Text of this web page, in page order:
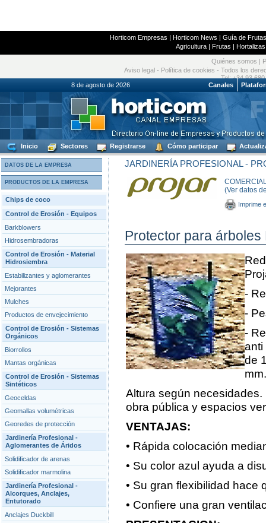
Horticom Empresas | Horticom News | Guía de
Agricultura| Frutas | Hortalizas
Quiénes somos
Aviso legal - Política de cookies - Todos los
Tel: +34 93
8 de agosto de 2026
Canales
Inicio Sectores Registrarse Cómo participar
DATOS DE LA EMPRESA
PRODUCTOS DE LA EMPRESA
Chips de coco
Control de Erosión - Equipos
Barkblowers
Hidrosembradoras
Control de Erosión - Material
Hidrosiembra
Estabilizantes y aglomerantes
Mejorantes
Mulches
Productos de envejecimiento
Control de Erosión - Sistemas
Orgánicos
Biorrollos
Mantas orgánicas
Control de Erosión - Sistemas
Sintéticos
Geoceldas
Geomallas volumétricas
Georedes de protección
Jardinería Profesional -
Aglomerantes de Áridos
Solidificador de arenas
Solidificador marmolina
Jardinería Profesional -
Alcorques, Anclajes,
Entutorado
Anclajes Duckbill
JARDINERÍA PROFESIONAL -
(Ver datos
Imprime
Protector para árboles
-
-
-
anti
de
mm.
Altura según
obra pública y espacios
VENTAJAS:
• Rápida colocación
• Su color azul ayuda a
• Su gran flexibilidad hace
• Confiere una gran